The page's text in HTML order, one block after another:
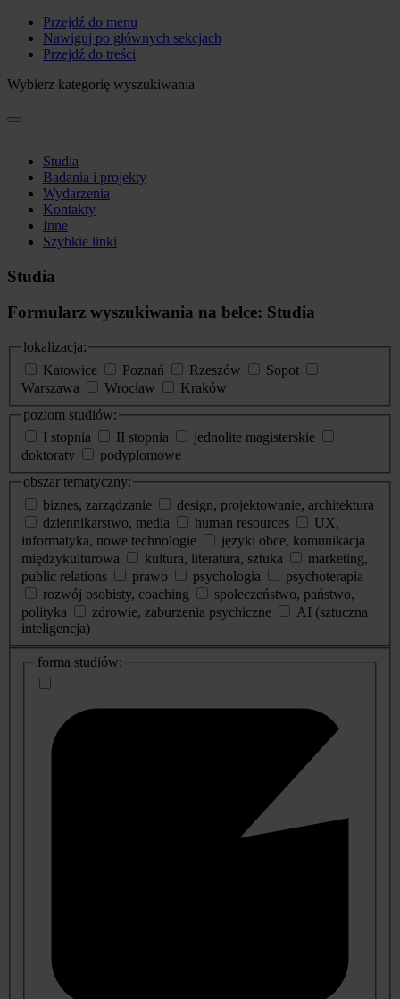
Przejdź do menu
Nawiguj po głównych sekcjach
Przejdź do treści
Wybierz kategorię wyszukiwania
Studia
Badania i projekty
Wydarzenia
Kontakty
Inne
Szybkie linki
Studia
Formularz wyszukiwania na belce: Studia
lokalizacja:
Katowice
Poznań Rzeszów
Sopot
Warszawa
Wrocław
Kraków
poziom studiów:
I stopnia
II stopnia
jednolite magisterskie
doktoraty
podyplomowe
obszar tematyczny:
biznes, zarządzanie
design, projektowanie, architektura
dziennikarstwo, media
human resources
UX,
informatyka, nowe technologie
języki obce, komunikacja
międzykulturowa
kultura, literatura, sztuka
marketing,
public relations
prawo psychologia
psychoterapia
rozwój osobisty, coaching
społeczeństwo, państwo,
polityka
zdrowie, zaburzenia psychiczne
AI (sztuczna
inteligencja)
dodatkowe
informacje
forma studiów: